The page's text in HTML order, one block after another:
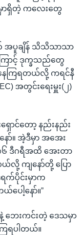
ာရှိတဲ့ ကလေးတွေ
အပူချိန် သိသိသာသာ
ောင့် ဒုက္ခသည်တွေ
ေကြရတယ်လို့ ကရင်နီ
အတွင်းရေးမှူး(၂)
ောင်တော့ နည်းနည်း
ော်။ အဲ့ဒီမှာ အအေး
၆ ဒီဂရီအထိ အေးတာ
လို့ ကျနော်တို့ ပြော
က်ပိုင်းမှာက
ါ့နော်။”
ဘေးကင်းတဲ့ ဒေသမှာ
ရပါတယ်။